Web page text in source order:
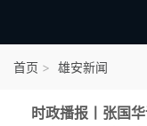
首页 雄安新闻
时政播报丨张国